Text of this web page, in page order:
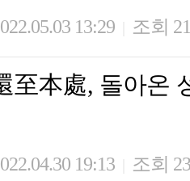
13:29 조회
至本處, 돌아온
19:13 조회